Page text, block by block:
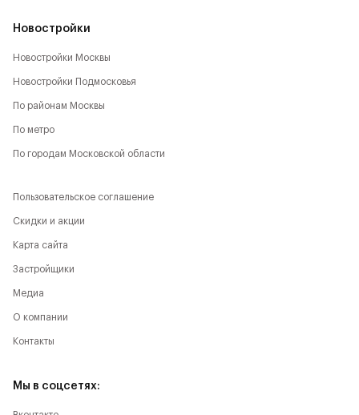
Новостройки
Новостройки Москвы
Новостройки Подмосковья
По районам Москвы
По метро
По городам Московской области
Пользовательское соглашение
Скидки и акции
Карта сайта
Застройщики
Медиа
О компании
Контакты
Мы в соцсетях: